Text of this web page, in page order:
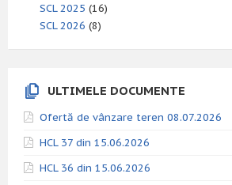
SCL 2025 (16)
SCL 2026 (8)
ULTIMELE DOCUMENTE
Ofertă de vânzare teren 08.07.2026
HCL 37 din 15.06.2026
HCL 36 din 15.06.2026